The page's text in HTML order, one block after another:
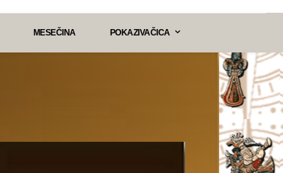
MESEČINA POKAZIVAČICA